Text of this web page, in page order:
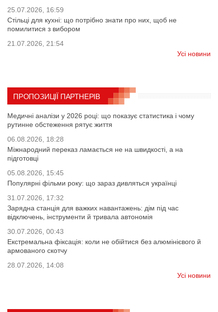
25.07.2026, 16:59
Стільці для кухні: що потрібно знати про них, щоб не
помилитися з вибором
21.07.2026, 21:54
Усі новини
ПРОПОЗИЦІЇ ПАРТНЕРІВ
Медичні аналізи у 2026 році: що показує статистика і чому
рутинне обстеження рятує життя
06.08.2026, 18:28
Міжнародний переказ ламається не на швидкості, а на
підготовці
05.08.2026, 15:45
Популярні фільми року: що зараз дивляться українці
31.07.2026, 17:32
Зарядна станція для важких навантажень: дім під час
відключень, інструменти й тривала автономія
30.07.2026, 00:43
Екстремальна фіксація: коли не обійтися без алюмінієвого й
армованого скотчу
28.07.2026, 14:08
Усі новини